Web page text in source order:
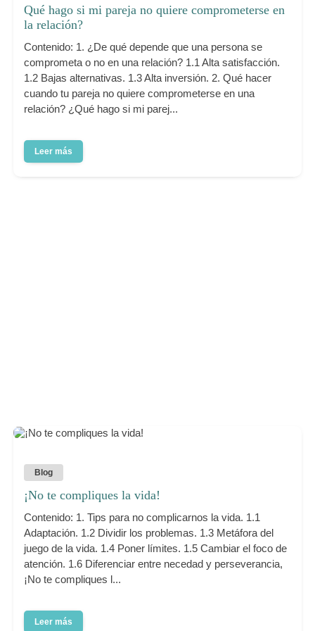
Qué hago si mi pareja no quiere comprometerse en
la relación?
Contenido: 1. ¿De qué depende que una persona se
comprometa o no en una relación? 1.1 Alta satisfacción.
1.2 Bajas alternativas. 1.3 Alta inversión. 2. Qué hacer
cuando tu pareja no quiere comprometerse en una
relación? ¿Qué hago si mi parej...
Leer más
Blog
¡No te compliques la vida!
Contenido: 1. Tips para no complicarnos la vida. 1.1
Adaptación. 1.2 Dividir los problemas. 1.3 Metáfora del
juego de la vida. 1.4 Poner límites. 1.5 Cambiar el foco de
atención. 1.6 Diferenciar entre necedad y perseverancia,
¡No te compliques l...
Leer más